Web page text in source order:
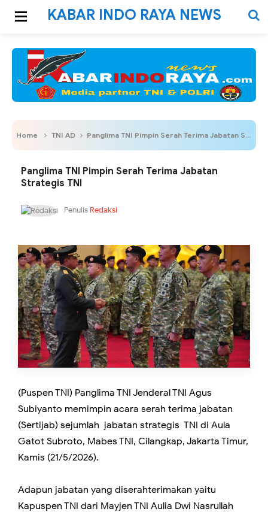
KABAR INDO RAYA NEWS
Home TNI AD Panglima TNI Pimpin Serah Terima Jabatan Strategis TNI
Panglima TNI Pimpin Serah Terima Jabatan
Strategis TNI
Penulis Redaksi
(Puspen TNI) Panglima TNI Jenderal TNI Agus
Subiyanto memimpin acara serah terima jabatan
(Sertijab) sejumlah jabatan strategis TNI di Aula
Gatot Subroto, Mabes TNI, Cilangkap, Jakarta Timur,
Kamis (21/5/2026).
Adapun jabatan yang diserahterimakan yaitu
Kapuspen TNI dari Mayjen TNI Aulia Dwi Nasrullah